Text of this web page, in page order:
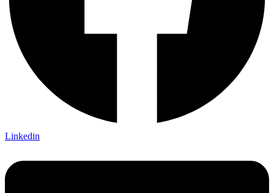
Linkedin